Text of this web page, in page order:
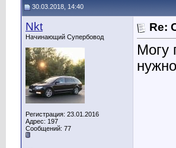
30.03.2018, 14:40
Nkt
Начинающий Супербовод
Регистрация: 23.01.2016
Адрес: 197
Сообщений: 77
Re:
Могу